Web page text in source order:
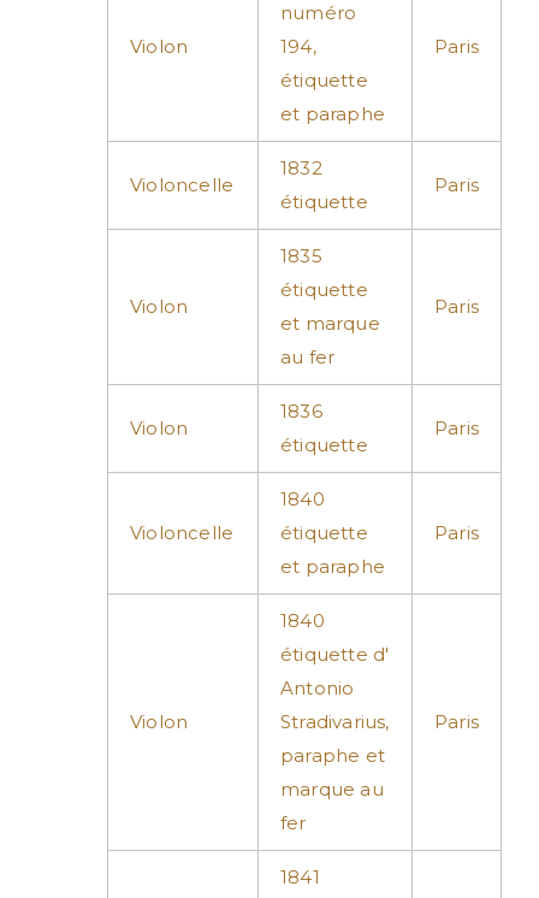
Violon
numéro
194,
étiquette
et paraphe
Paris
Violoncelle
1832
étiquette
Paris
Violon
1835
étiquette
et marque
au fer
Paris
Violon
1836
étiquette
Paris
Violoncelle
1840
étiquette
et paraphe
Paris
Violon
1840
étiquette d'
Antonio
Stradivarius,
paraphe et
marque au
fer
Paris
1841